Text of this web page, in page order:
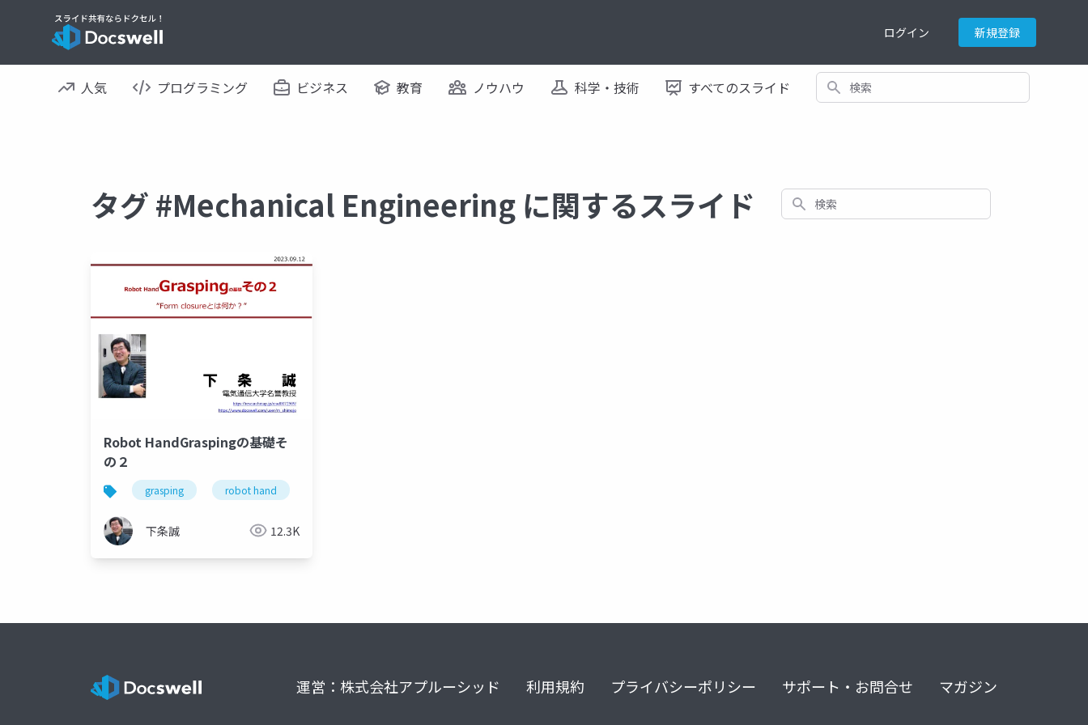
ログイン 新規登録
人気 プログラミング ビジネス 教育 ノウハウ 科学・技術 すべてのスライド 検索
タグ #Mechanical Engineering に関するスライド 検索
Robot HandGraspingの基礎そ
の２
grasping robot hand
下条誠 12.3K
運営：株式会社アプルーシッド 利用規約 プライバシーポリシー サポート・お問合せ マガジン